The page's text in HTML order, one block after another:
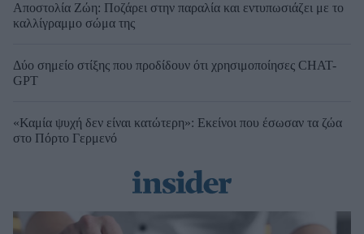
Αποστολία Ζώη: Ποζάρει στην παραλία και εντυπωσιάζει με το
καλλίγραμμο σώμα της
Δύο σημείο στίξης που προδίδουν ότι χρησιμοποίησες CHAT-
GPT
«Καμία ψυχή δεν είναι κατώτερη»: Εκείνοι που έσωσαν τα ζώα
στο Πόρτο Γερμενό